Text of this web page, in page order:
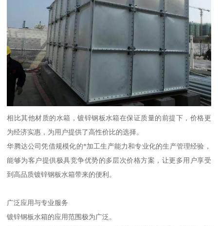
相比其他材质的水箱，镀锌钢板水箱在保证质量的前提下，价格更
为经济实惠，为用户提供了高性价比的选择。
华腾达公司凭借规模化的*加工生产能力和专业化的生产管理经验，
能够为客户提供极具竞争优势的多层次价格方案，让更多用户享受
到高品质镀锌钢板水箱带来的便利。
广泛应用与专业服务
镀锌钢板水箱的应用范围极为广泛。